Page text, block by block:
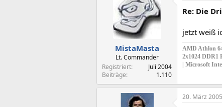
MistaMasta
Lt. Commander
Registriert
Juli 2004
Beiträge
1.110
Re: Die
jetzt weiß
AMD Athlon
2x1024 DDR1
| Microsoft
20. März 2005